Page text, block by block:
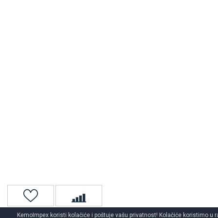
KemoImpex koristi kolačiće i poštuje vašu privatnost! Kolačiće koristimo